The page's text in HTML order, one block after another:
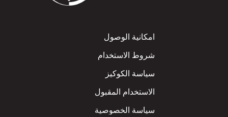
Footer
امكانية الوصول
شروط الاستخدام
سياسة الكوكيز
الاستخدام المقبول
سياسة الخصوصية